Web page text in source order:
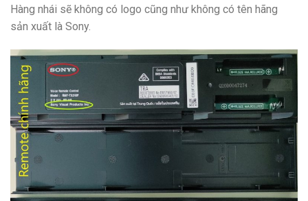
Hàng nhái sẽ không có logo cũng như không có tên hãng
sản xuất là Sony.